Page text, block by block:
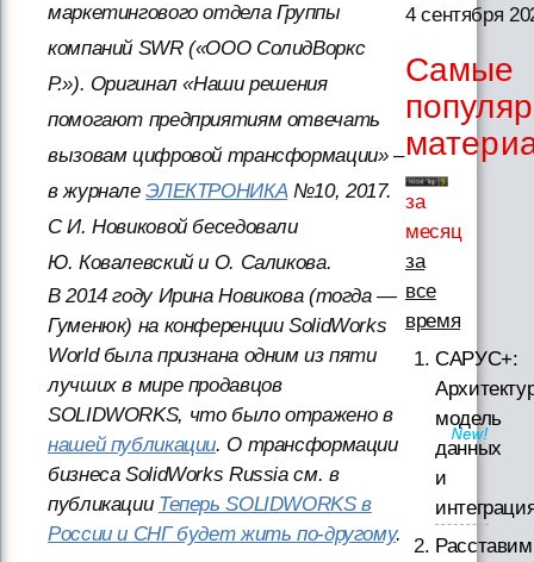
маркетингового отдела Группы
компаний SWR («ООО СолидВоркс
Р.»). Оригинал «Наши решения
помогают предприятиям отвечать
вызовам цифровой трансформации» –
в журналеЭЛЕКТРОНИКА№10, 2017.
С И. Новиковой беседовали
Ю. Ковалевский и О. Саликова.
В 2014 году Ирина Новикова (тогда —
Гуменюк) на конференции SolidWorks
World была признана одним из пяти
лучших в мире продавцов
SOLIDWORKS, что было отражено в
нашей публикации. О трансформации
бизнеса SolidWorks Russia см. в
публикации Теперь SOLIDWORKS в
России и СНГ будет жить по-другому.
4 сентября
Самые
за
месяц
за
все
время
САРУС+:
модель
данных
и
Расставим